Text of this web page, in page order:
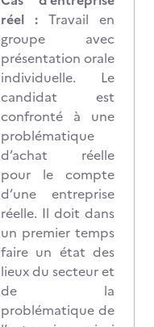
réel : Travail en
groupe avec
présentation orale
individuelle. Le
candidat est
confronté à une
problématique
d’achat réelle
pour le compte
d’une entreprise
réelle. Il doit dans
un premier temps
faire un état des
lieux du secteur et
de la
problématique de